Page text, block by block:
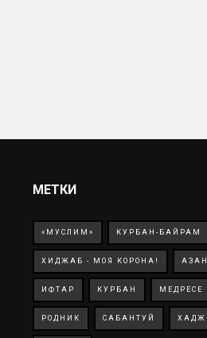
МЕТКИ
«МУСЛИМ» КУРБАН-БАЙРАМ
ХИДЖАБ - МОЯ КОРОНА! АЗАН
ИФТАР КУРБАН МЕДРЕСЕ
РОДНИК САБАНТУЙ ХАДЖ